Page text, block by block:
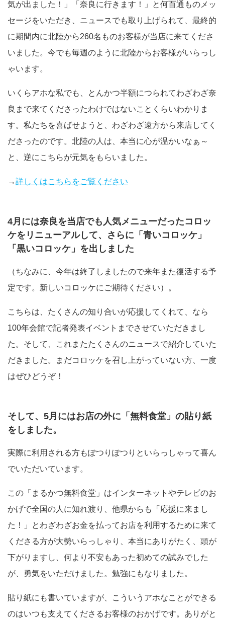
気が出ました！」「奈良に行きます！」と何百通ものメッ
セージをいただき、ニュースでも取り上げられて、最終的
に期間内に北陸から260名ものお客様が当店に来てくださ
いました。今でも毎週のように北陸からお客様がいらっし
ゃいます。
いくらアホな私でも、とんかつ半額につられてわざわざ奈
良まで来てくださったわけではないことくらいわかりま
す。私たちを喜ばせようと、わざわざ遠方から来店してく
ださったのです。北陸の人は、本当に心が温かいなぁ～
と、逆にこちらが元気をもらいました。
→詳しくはこちらをご覧ください
4月には奈良を当店でも人気メニューだったコロッ
ケをリニューアルして、さらに「青いコロッケ」
「黒いコロッケ」を出しました
（ちなみに、今年は終了しましたので来年また復活する予
定です。新しいコロッケにご期待ください）。
こちらは、たくさんの知り合いが応援してくれて、なら
100年会館で記者発表イベントまでさせていただきまし
た。そして、これまたたくさんのニュースで紹介していた
だきました。まだコロッケを召し上がっていない方、一度
はぜひどうぞ！
そして、5月にはお店の外に「無料食堂」の貼り紙
をしました。
実際に利用される方もぽつりぽつりといらっしゃって喜ん
でいただいています。
この「まるかつ無料食堂」はインターネットやテレビのお
かげで全国の人に知れ渡り、他県からも「応援に来まし
た！」とわざわざお金を払ってお店を利用するために来て
くださる方が大勢いらっしゃり、本当にありがたく、頭が
下がりますし、何より不安もあった初めての試みでした
が、勇気をいただけました。勉強にもなりました。
貼り紙にも書いていますが、こういうアホなことができる
のはいつも支えてくださるお客様のおかげです。ありがと